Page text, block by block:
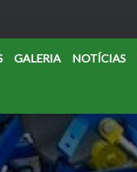
GALERIA NOTÍCIAS